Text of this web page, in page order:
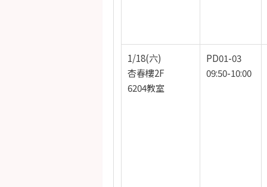
1/18(六)
杏春樓2F
6204教室
PD01-03
09:50-10:00